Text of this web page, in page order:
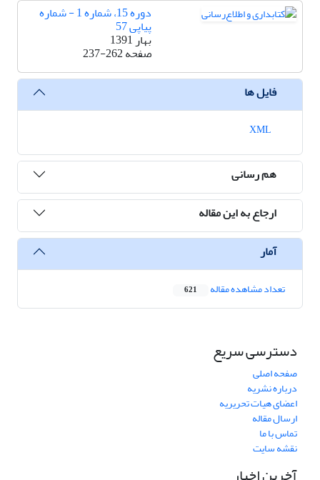
دوره 15، شماره 1 - شماره
پیاپی 57
بهار 1391
صفحه237-262
فایل ها
هم رسانی
ارجاع به این مقاله
آمار
تعداد مشاهده مقاله 621
دسترسی سریع
صفحه اصلی
درباره نشریه
اعضای هیات تحریریه
ارسال مقاله
تماس با ما
نقشه سایت